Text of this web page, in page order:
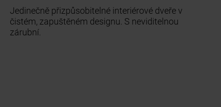
Jedinečně přizpůsobitelné interiérové dveře v
čistém, zapuštěném designu. S neviditelnou
zárubní.